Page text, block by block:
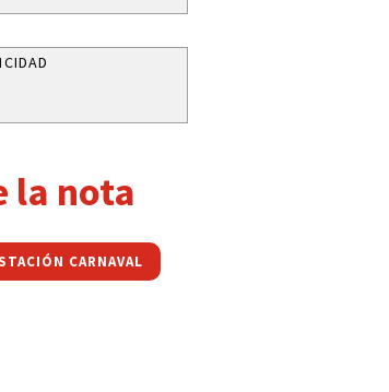
la nota
CARNAVAL